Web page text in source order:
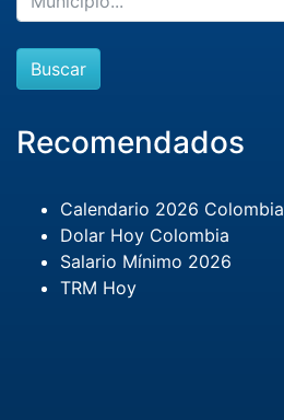
Buscar
Recomendados
Calendario 2026 Colombia
Dolar Hoy Colombia
Salario Mínimo 2026
TRM Hoy